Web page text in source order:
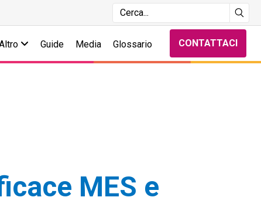
Guide Media Glossario CONTATTACI
MES e